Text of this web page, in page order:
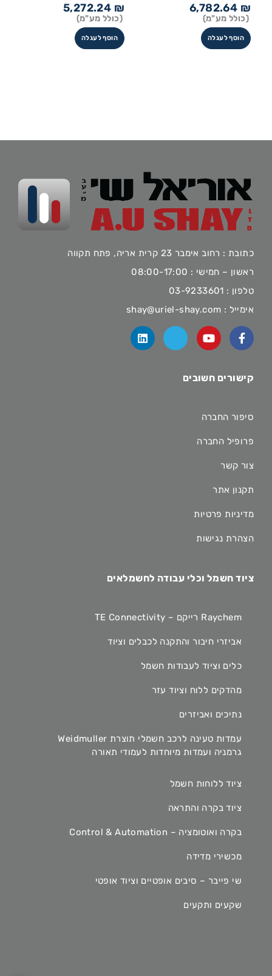
6,782.64 ₪
(כולל מע"מ)
הוסף לעגלה
5,272.24 ₪
(כולל מע"מ)
הוסף לעגלה
כתובת : רחוב אימבר 23 קרית אריה, פתח תקווה
ראשון – חמישי : 08:00-17:00
טלפון : 03-9233601
אימייל : shay@uriel-shay.com
קישורים חשובים
סיפור החברה
פרופיל החברה
צור קשר
תקנון אתר
מדיניות פרטיות
הצהרת נגישות
ציוד חשמל וכלי עבודה לחשמלאים
Raychem רייקם – TE Connectivity
אביזרי חיבור והתקנה לכבלים וציוד
כלים וציוד לעבודות חשמל
מהדקים ללוח וציוד עזר
נתיכים ואביזרים
עמדות טעינה לרכב חשמלי תוצרת Weidmuller
גרמניה ועמדות מיוחדות לעמודי תאורה
ציוד ללוחות חשמל
ציוד בקרה והתראה
בקרה ואוטומציה – Control & Automation
מכשירי מדידה
שי פייבר – סיבים אופטיים וציוד אופטי
שקעים ותקעים